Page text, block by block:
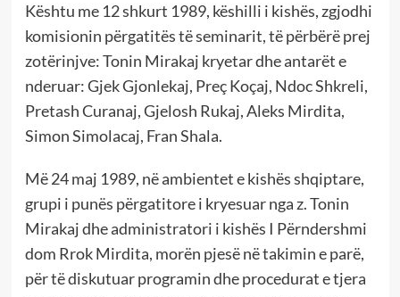
Kështu me 12 shkurt 1989, këshilli i kishës, zgjodhi
komisionin përgatitës të seminarit, të përbërë prej
zotërinjve: Tonin Mirakaj kryetar dhe antarët e
nderuar: Gjek Gjonlekaj, Preç Koçaj, Ndoc Shkreli,
Pretash Curanaj, Gjelosh Rukaj, Aleks Mirdita,
Simon Simolacaj, Fran Shala.
Më 24 maj 1989, në ambientet e kishës shqiptare,
grupi i punës përgatitore i kryesuar nga z. Tonin
Mirakaj dhe administratori i kishës I Përndershmi
dom Rrok Mirdita, morën pjesë në takimin e parë,
për të diskutuar programin dhe procedurat e tjera